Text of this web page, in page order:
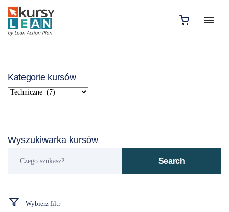
Kategorie kursów
Wyszukiwarka kursów
szukasz?
Search
Wybierz filtr